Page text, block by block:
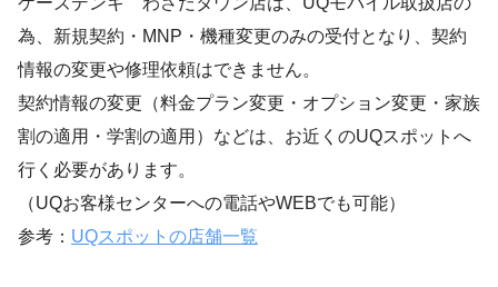
為、新規契約・MNP・機種変更のみの受付となり、契約
情報の変更や修理依頼はできません。
契約情報の変更（料金プラン変更・オプション変更・家族
割の適用・学割の適用）などは、お近くのUQスポットへ
行く必要があります。
（UQお客様センターへの電話やWEBでも可能）
参考： UQスポットの店舗一覧